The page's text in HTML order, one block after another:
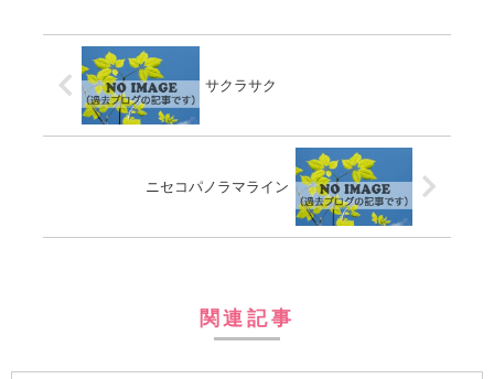
サクラサク
ニセコパノラマライン
関連記事